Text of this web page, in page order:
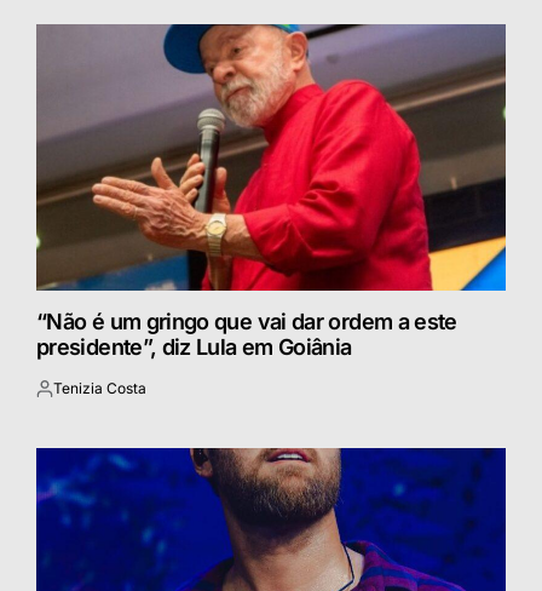
“Não é um gringo que vai dar ordem a este
presidente”, diz Lula em Goiânia
Postado
Tenizia Costa